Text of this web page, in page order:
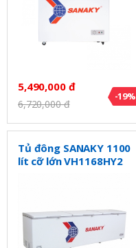
5,490,000 đ
6,720,000 đ
-19%
Tủ đông SANAKY 1100
lít cỡ lớn VH1168HY2